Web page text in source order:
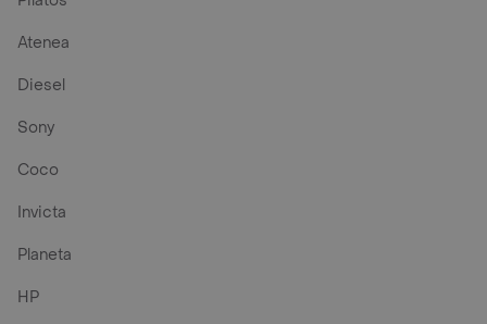
Atenea
Diesel
Sony
Coco
Invicta
Planeta
HP